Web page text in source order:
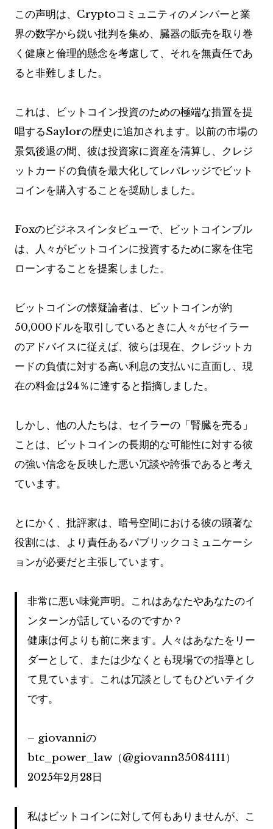
この声明は、Cryptoコミュニティのメンバーと業
界の数字から鋭い批判を集め、臓器の販売を取り巻
く健康と倫理的懸念を考慮して、それを無責任であ
ると非難しました。
これは、ビットコイン投資のための極端な措置を提
唱するSaylorの歴史に追加されます。以前の市場の
景気後退の間、彼は投資家に資産を清算し、クレジ
ットカードの負債を最大化してレバレッジでビット
コインを購入することを奨励しました。
Foxのビジネスインタビューで、ビットコインブル
は、人々がビットコインに投資するために家を住宅
ローンすることを提案しました。
ビットコインの懐疑論者は、ビットコインが約
50,000ドルを取引しているときに人々がセイラー
のアドバイスに従えば、彼らは現在、クレジットカ
ードの負債に対する高い利息の支払いに直面し、現
在の料金は24％に達すると指摘しました。
しかし、他の人たちは、セイラーの「腎臓を売る」
ことは、ビットコインの長期的な可能性に対する彼
の強い信念を反映した悪い冗談や誇張であると考え
ています。
とにかく、批評家は、暗号空間における彼の顕著な
役割には、より責任あるパブリックコミュニケーシ
ョンが必要だと主張しています。
非常に悪い味覚声明。これはあなたやあなたのイ
ンターンが話しているのですか？
健康は何よりも前に来ます。人々はあなたをリー
ダーとして、または少なくとも現場での指導とし
て見ています。これは冗談としてもひどいテイク
です。
– giovanniの
btc_power_law（@giovann35084111）
2025年2月28日
私はビットコインに対して何もありませんが、こ